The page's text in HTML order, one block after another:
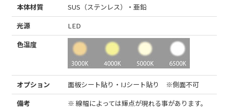
本体材質
SUS（ステンレス）・亜鉛
光源
LED
色温度
オプション
面板シート貼り・IJシート貼り ※側面不可
備考
※ 線幅によっては輝点が現れる事があります。